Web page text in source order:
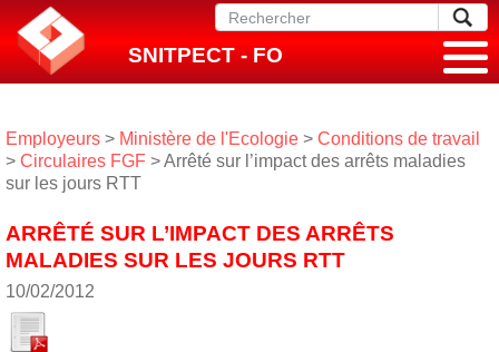
SNITPECT - FO
Employeurs > Ministère de l'Ecologie > Conditions de travail
> Circulaires FGF > Arrêté sur l’impact des arrêts maladies
sur les jours RTT
ARRÊTÉ SUR L’IMPACT DES ARRÊTS
MALADIES SUR LES JOURS RTT
10/02/2012